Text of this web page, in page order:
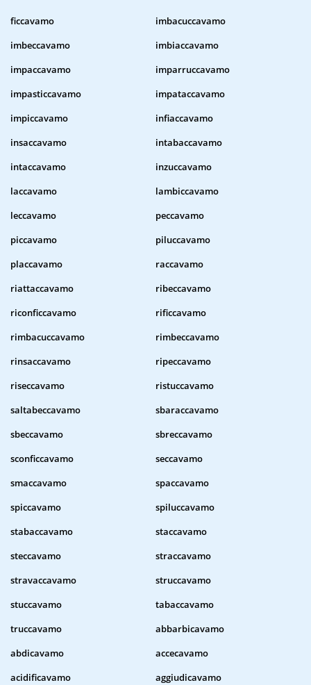
ficcavamo
imbacuccavamo
imbeccavamo
imbiaccavamo
impaccavamo
imparruccavamo
impasticcavamo
impataccavamo
impiccavamo
infiaccavamo
insaccavamo
intabaccavamo
intaccavamo
inzuccavamo
laccavamo
lambiccavamo
leccavamo
peccavamo
piccavamo
piluccavamo
placcavamo
raccavamo
riattaccavamo
ribeccavamo
riconficcavamo
rificcavamo
rimbacuccavamo
rimbeccavamo
rinsaccavamo
ripeccavamo
riseccavamo
ristuccavamo
saltabeccavamo
sbaraccavamo
sbeccavamo
sbreccavamo
sconficcavamo
seccavamo
smaccavamo
spaccavamo
spiccavamo
spiluccavamo
stabaccavamo
staccavamo
steccavamo
straccavamo
stravaccavamo
struccavamo
stuccavamo
tabaccavamo
truccavamo
abbarbicavamo
abdicavamo
accecavamo
acidificavamo
aggiudicavamo